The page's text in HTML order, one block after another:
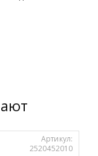
Артикул:
2520452010